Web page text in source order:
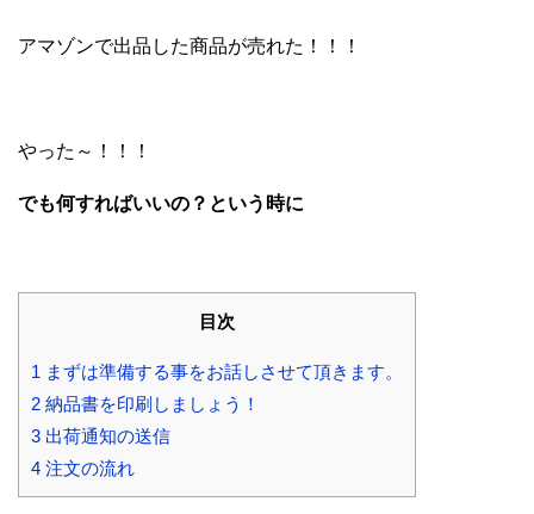
アマゾンで出品した商品が売れた！！！
やった～！！！
でも何すればいいの？ という時に
目次
1 まずは準備する事をお話しさせて頂きます。
2 納品書を印刷しましょう！
3 出荷通知の送信
4 注文の流れ